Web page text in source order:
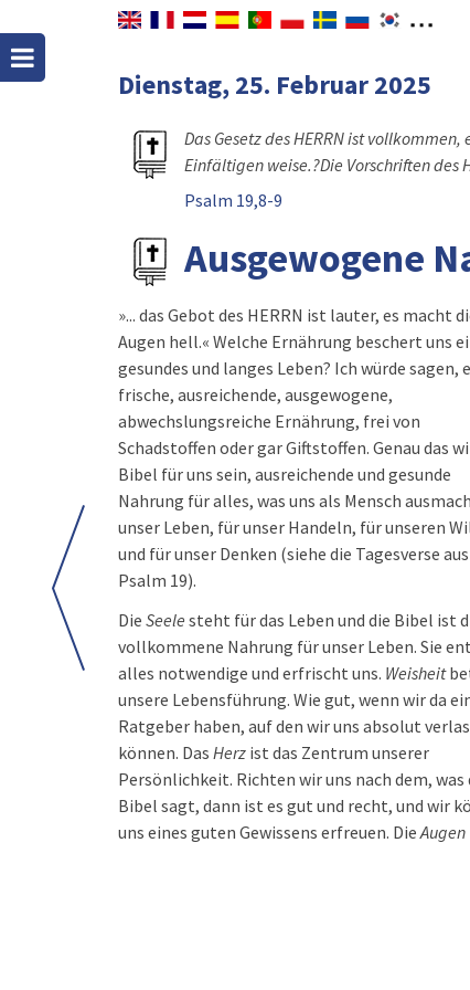
Dienstag, 25. Februar 2025
Das Gesetz des HERRN ist
Einfältigen weise.?Die Vorschriften des
Psalm 19,8-9
Ausgewogene
»... das Gebot des HERRN ist lauter, es macht
Augen hell.« Welche Ernährung beschert uns
gesundes und langes Leben? Ich würde sagen,
frische, ausreichende, ausgewogene,
abwechslungsreiche Ernährung, frei von
Schadstoffen oder gar Giftstoffen. Genau das
Bibel für uns sein, ausreichende und gesunde
Nahrung für alles, was uns als Mensch
unser Leben, für unser Handeln, für unseren
und für unser Denken (siehe die Tagesverse aus
Psalm 19).
Die Seele steht für das Leben und die Bibel ist
vollkommene Nahrung für unser Leben. Sie
alles notwendige und erfrischt uns. Weisheit
unsere Lebensführung. Wie gut, wenn wir da
Ratgeber haben, auf den wir uns absolut
können. Das Herz ist das Zentrum unserer
Persönlichkeit. Richten wir uns nach dem, was
Bibel sagt, dann ist es gut und recht, und wir
uns eines guten Gewissens erfreuen. DieAugen